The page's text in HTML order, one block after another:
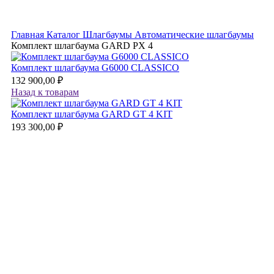
Главная Каталог Шлагбаумы Автоматические шлагбаумы
Комплект шлагбаума GARD PX 4
Комплект шлагбаума G6000 CLASSICO
132 900,00 ₽
Назад к товарам
Комплект шлагбаума GARD GT 4 KIT
193 300,00 ₽